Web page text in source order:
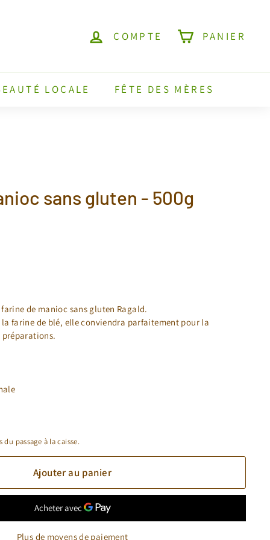
COMPTE PANIER
LOCALE FÊTE DES MÈRES
sans gluten - 500g
de manioc sans gluten Ragald.
farine de blé, elle conviendra parfaitement pour la
passage à la caisse.
Ajouter au panier
Plus de moyens de paiement